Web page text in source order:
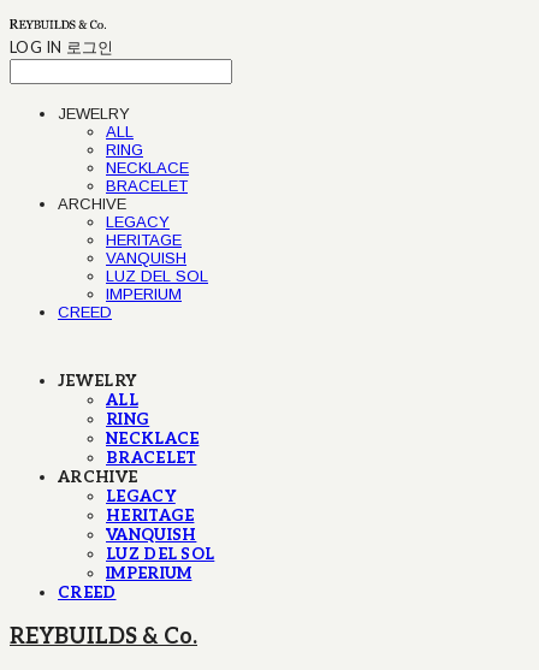
LOG IN 로그인
JEWELRY
ALL
RING
NECKLACE
BRACELET
ARCHIVE
LEGACY
HERITAGE
VANQUISH
LUZ DEL SOL
IMPERIUM
CREED
JEWELRY
ALL
RING
NECKLACE
BRACELET
ARCHIVE
LEGACY
HERITAGE
VANQUISH
LUZ DEL SOL
IMPERIUM
CREED
REYBUILDS & Co.